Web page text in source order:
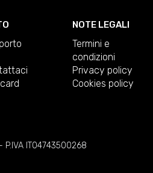
NOTE LEGALI
Termini e
condizioni
Privacy policy
Cookies policy
- P.IVA IT04743500268